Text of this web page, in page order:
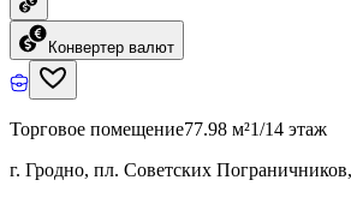
Конвертер валют
Торговое помещение77.98 м²1/14 этаж
г. Гродно, пл. Советских